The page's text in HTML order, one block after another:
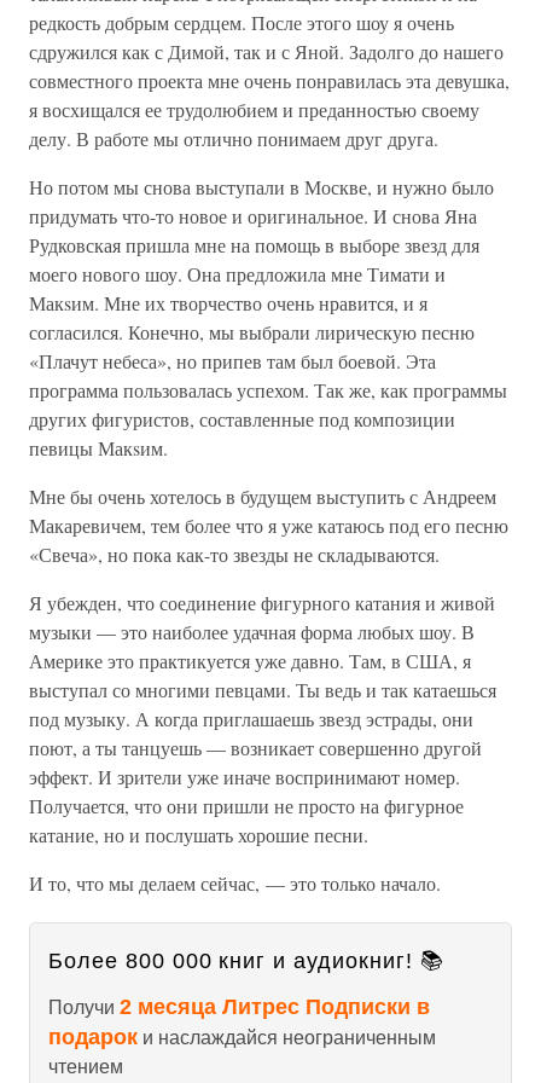
редкость добрым сердцем. После этого шоу я очень
сдружился как с Димой, так и с Яной. Задолго до нашего
совместного проекта мне очень понравилась эта девушка,
я восхищался ее трудолюбием и преданностью своему
делу. В работе мы отлично понимаем друг друга.
Но потом мы снова выступали в Москве, и нужно было
придумать что-то новое и оригинальное. И снова Яна
Рудковская пришла мне на помощь в выборе звезд для
моего нового шоу. Она предложила мне Тимати и
Макsим. Мне их творчество очень нравится, и я
согласился. Конечно, мы выбрали лирическую песню
«Плачут небеса», но припев там был боевой. Эта
программа пользовалась успехом. Так же, как программы
других фигуристов, составленные под композиции
певицы Макsим.
Мне бы очень хотелось в будущем выступить с Андреем
Макаревичем, тем более что я уже катаюсь под его песню
«Свеча», но пока как-то звезды не складываются.
Я убежден, что соединение фигурного катания и живой
музыки — это наиболее удачная форма любых шоу. В
Америке это практикуется уже давно. Там, в США, я
выступал со многими певцами. Ты ведь и так катаешься
под музыку. А когда приглашаешь звезд эстрады, они
поют, а ты танцуешь — возникает совершенно другой
эффект. И зрители уже иначе воспринимают номер.
Получается, что они пришли не просто на фигурное
катание, но и послушать хорошие песни.
И то, что мы делаем сейчас, — это только начало.
Более 800 000 книг и аудиокниг! 📚
Получи 2 месяца Литрес Подписки в
подарок и наслаждайся неограниченным
чтением